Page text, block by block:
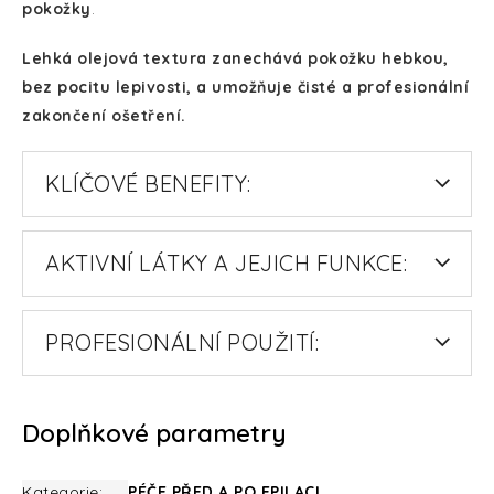
pokožky.
Lehká olejová textura zanechává pokožku hebkou,
bez pocitu lepivosti, a umožňuje čisté a profesionální
zakončení ošetření.
KLÍČOVÉ BENEFITY:
AKTIVNÍ LÁTKY A JEJICH FUNKCE:
PROFESIONÁLNÍ POUŽITÍ:
Doplňkové parametry